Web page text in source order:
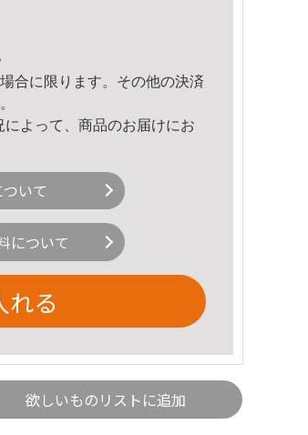
合に限ります。その他の決済
よって、商品のお届けにお
いて
について
れる
欲しいものリストに追加